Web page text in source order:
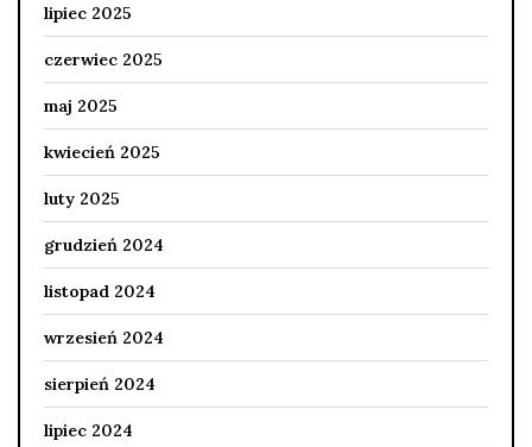
lipiec 2025
czerwiec 2025
maj 2025
kwiecień 2025
luty 2025
grudzień 2024
listopad 2024
wrzesień 2024
sierpień 2024
lipiec 2024